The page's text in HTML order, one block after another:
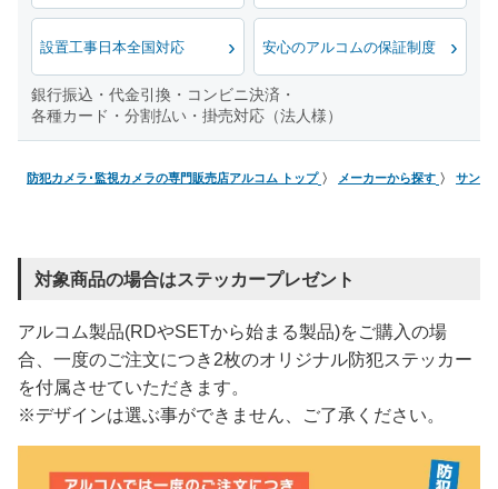
設置工事日本全国対応 安心のアルコムの保証制度
銀行振込・代金引換・コンビニ決済・
各種カード・分割払い・掛売対応（法人様）
防犯カメラ･監視カメラの専門販売店アルコム トップ メーカーから探す サンワ
対象商品の場合はステッカープレゼント
アルコム製品(RDやSETから始まる製品)をご購入の場
合、一度のご注文につき2枚のオリジナル防犯ステッカー
を付属させていただきます。
※デザインは選ぶ事ができません、ご了承ください。